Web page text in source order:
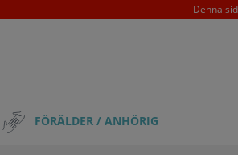
Denna
FÖRÄLDER / ANHÖRIG